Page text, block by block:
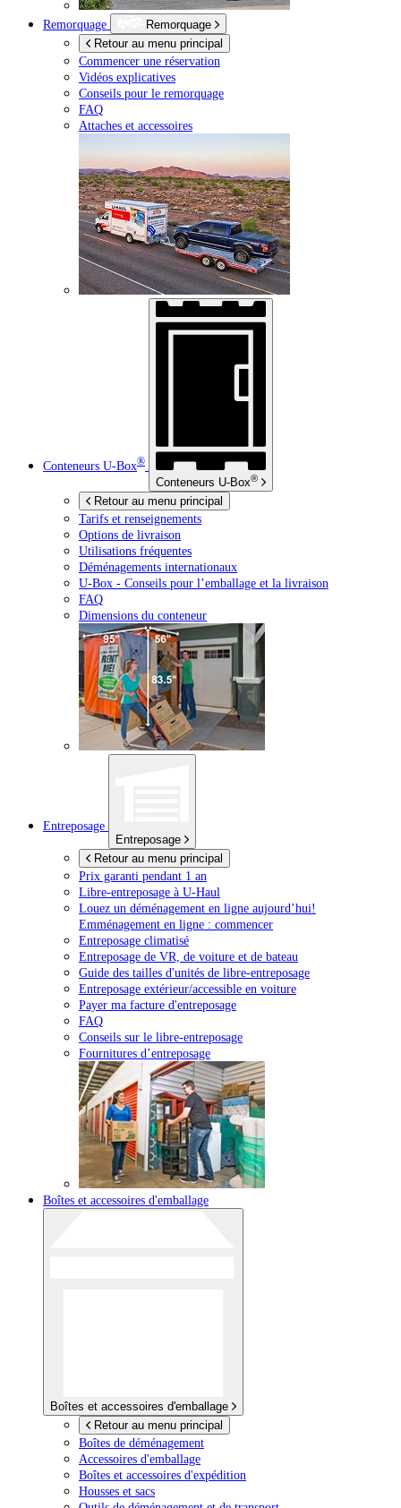
Remorquage
Remorquage
Retour au menu principal
Commencer une réservation
Vidéos explicatives
Conseils pour le remorquage
FAQ
Attaches et accessoires
Conteneurs U-Box®
Conteneurs U-Box®
Retour au menu principal
Tarifs et renseignements
Options de livraison
Utilisations fréquentes
Déménagements internationaux
U-Box - Conseils pour l’emballage et la livraison
FAQ
Dimensions du conteneur
Entreposage
Entreposage
Retour au menu principal
Prix garanti pendant 1 an
Libre-entreposage à U-Haul
Louez un déménagement en ligne aujourd’hui!
Emménagement en ligne : commencer
Entreposage climatisé
Entreposage de VR, de voiture et de bateau
Guide des tailles d'unités de libre-entreposage
Entreposage extérieur/accessible en voiture
Payer ma facture d'entreposage
FAQ
Conseils sur le libre-entreposage
Fournitures d’entreposage
Boîtes et accessoires d'emballage
Boîtes et accessoires d'emballage
Retour au menu principal
Boîtes de déménagement
Accessoires d'emballage
Boîtes et accessoires d'expédition
Housses et sacs